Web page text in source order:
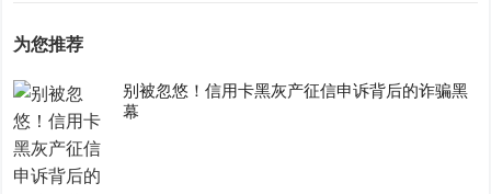
为您推荐
别被忽悠！信用卡黑灰产征信申诉背后的诈骗黑
幕